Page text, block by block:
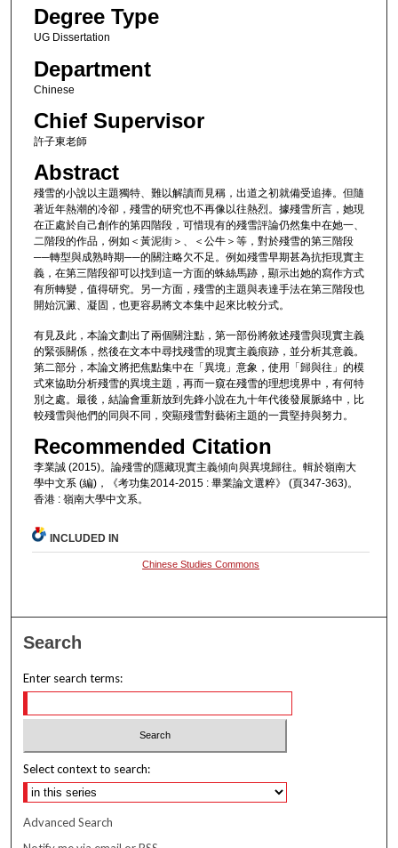
Degree Type
UG Dissertation
Department
Chinese
Chief Supervisor
許子東老師
Abstract
殘雪的小說以主題獨特、難以解讀而見稱，出道之初就備受追捧。但隨
著近年熱潮的冷卻，殘雪的研究也不再像以往熱烈。據殘雪所言，她現
在正處於自己創作的第四階段，可惜現有的殘雪評論仍然集中在她一、
二階段的作品，例如＜黃泥街＞、＜公牛＞等，對於殘雪的第三階段
──轉型與成熟時期──的關注略欠不足。例如殘雪早期甚為抗拒現實主
義，在第三階段卻可以找到這一方面的蛛絲馬跡，顯示出她的寫作方式
有所轉變，值得研究。另一方面，殘雪的主題與表達手法在第三階段也
開始沉澱、凝固，也更容易將文本集中起來比較分式。
有見及此，本論文劃出了兩個關注點，第一部份將敘述殘雪與現實主義
的緊張關係，然後在文本中尋找殘雪的現實主義痕跡，並分析其意義。
第二部分，本論文將把焦點集中在「異境」意象，使用「歸與往」的模
式來協助分析殘雪的異境主題，再而一窺在殘雪的理想境界中，有何特
別之處。最後，結論會重新放到先鋒小說在九十年代後發展脈絡中，比
較殘雪與他們的同與不同，突顯殘雪對藝術主題的一貫堅持與努力。
Recommended Citation
李業誠 (2015)。論殘雪的隱藏現實主義傾向與異境歸往。輯於嶺南大
學中文系 (編)，《考功集2014-2015 : 畢業論文選粹》 (頁347-363)。
香港 : 嶺南大學中文系。
INCLUDED IN
Chinese Studies Commons
Search
Enter search terms:
Select context to search:
Advanced Search